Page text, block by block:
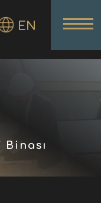
EN
Binası